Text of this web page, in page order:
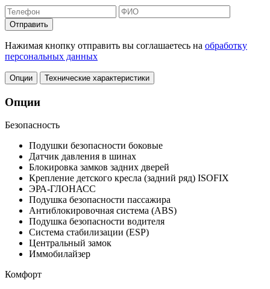
Отправить
Нажимая кнопку отправить вы соглашаетесь на обработку
персональных данных
Опции Технические характеристики
Опции
Безопасность
Подушки безопасности боковые
Датчик давления в шинах
Блокировка замков задних дверей
Крепление детского кресла (задний ряд) ISOFIX
ЭРА-ГЛОНАСС
Подушка безопасности пассажира
Антиблокировочная система (ABS)
Подушка безопасности водителя
Система стабилизации (ESP)
Центральный замок
Иммобилайзер
Комфорт